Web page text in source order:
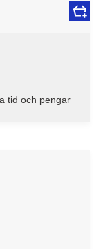
tid och pengar